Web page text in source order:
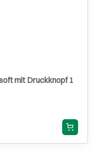
mit Druckknopf 1